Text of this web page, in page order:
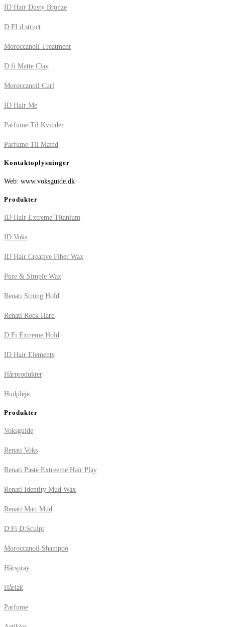
ID Hair Dusty Bronze
D:FI d:struct
Moroccanoil Treatment
D:fi Matte Clay
Moroccanoil Curl
ID Hair Me
Parfume Til Kvinder
Parfume Til Mænd
Kontaktoplysninger
Web: www.voksguide.dk
Produkter
ID Hair Extreme Titanium
ID Voks
ID Hair Creative Fiber Wax
Pure & Simple Wax
Renati Strong Hold
Renati Rock Hard
D:Fi Extreme Hold
ID Hair Elements
Hårprodukter
Hudpleje
Produkter
Voksguide
Renati Voks
Renati Paste Extreeme Hair Play
Renati Identity Mud Wax
Renati Matt Mud
D:Fi D:Sculpt
Moroccanoil Shampoo
Hårspray
Hårlak
Parfume